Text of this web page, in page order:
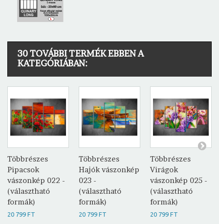
30 TOVÁBBI TERMÉK EBBEN A
KATEGÓRIÁBAN:
Többrészes
Pipacsok
vászonkép 022 -
(választható
formák)
20 799 FT
Többrészes
Hajók vászonkép
023 -
(választható
formák)
20 799 FT
Többrészes
Virágok
vászonkép 025 -
(választható
formák)
20 799 FT